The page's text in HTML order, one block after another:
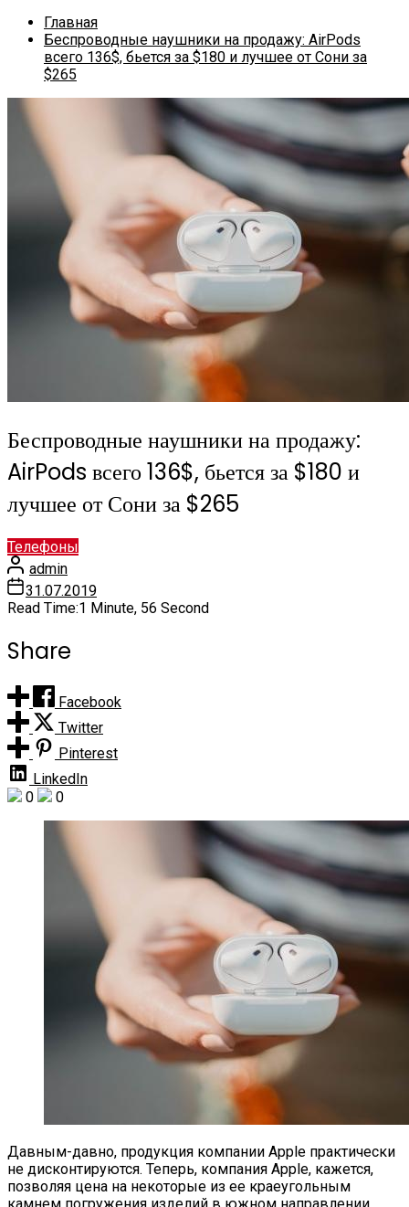
Главная
Беспроводные наушники на продажу: AirPods
всего 136$, бьется за $180 и лучшее от Сони за
$265
Беспроводные наушники на продажу:
AirPods всего 136$, бьется за $180 и
лучшее от Сони за $265
Телефоны
admin
31.07.2019
Read Time:1 Minute, 56 Second
Share
Facebook
Twitter
Pinterest
LinkedIn
0
0
Давным-давно, продукция компании Apple практически
не дисконтируются. Теперь, компания Apple, кажется,
позволяя цена на некоторые из ее краеугольным
камнем погружения изделий в южном направлении.